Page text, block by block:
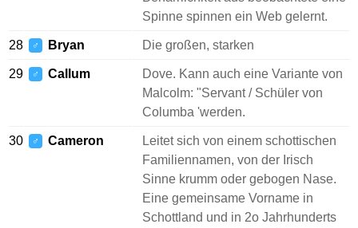
Spinne spinnen ein Web gelernt.
28 ♂ Bryan Die großen, starken
29 ♂ Callum
Dove. Kann auch eine Variante von
Malcolm: "Servant / Schüler von
Columba 'werden.
30 ♂ Cameron
Leitet sich von einem schottischen
Familiennamen, von der Irisch
Sinne krumm oder gebogen Nase.
Eine gemeinsame Vorname in
Schottland und in 2o Jahrhunderts